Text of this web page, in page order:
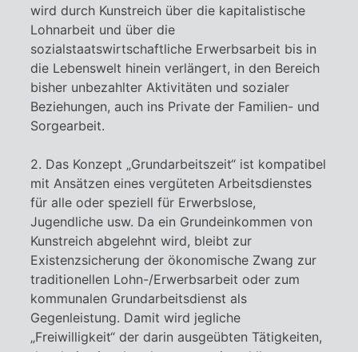
wird durch Kunstreich über die kapitalistische
Lohnarbeit und über die
sozialstaatswirtschaftliche Erwerbsarbeit bis in
die Lebenswelt hinein verlängert, in den Bereich
bisher unbezahlter Aktivitäten und sozialer
Beziehungen, auch ins Private der Familien- und
Sorgearbeit.
2. Das Konzept „Grundarbeitszeit“ ist kompatibel
mit Ansätzen eines vergüteten Arbeitsdienstes
für alle oder speziell für Erwerbslose,
Jugendliche usw. Da ein Grundeinkommen von
Kunstreich abgelehnt wird, bleibt zur
Existenzsicherung der ökonomische Zwang zur
traditionellen Lohn-/Erwerbsarbeit oder zum
kommunalen Grundarbeitsdienst als
Gegenleistung. Damit wird jegliche
„Freiwilligkeit“ der darin ausgeübten Tätigkeiten,